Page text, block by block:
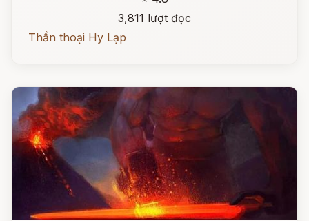
3,811 lượt đọc
Thần thoại Hy Lạp